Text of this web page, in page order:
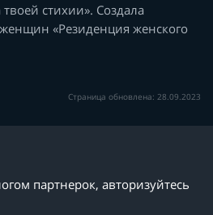
стихии». Создала
«Резиденция женского
Страница обновлена: 28.09.2023
партнерок, авторизуйтесь